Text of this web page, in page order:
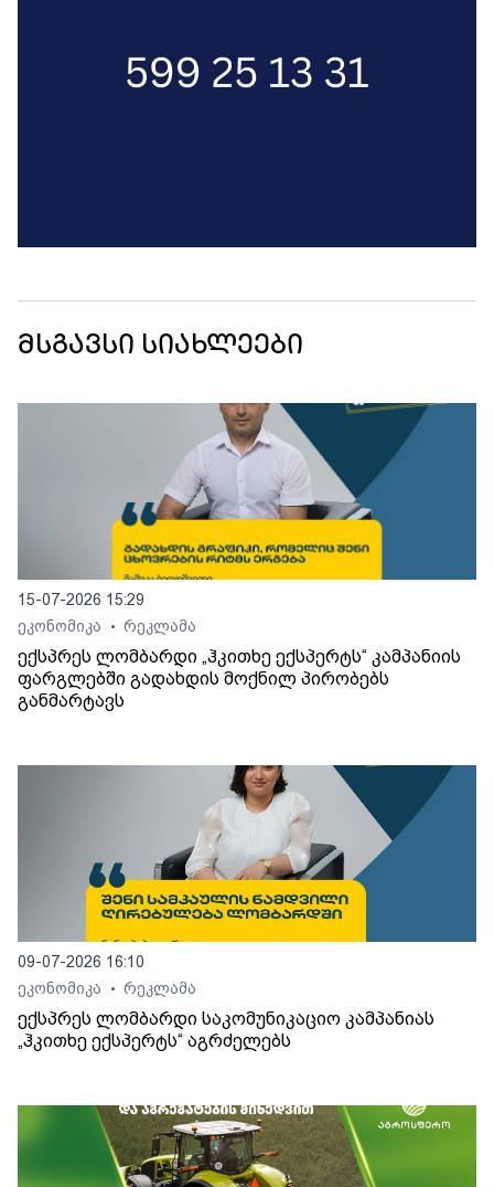
მსგავსი სიახლეები
15-07-2026 15:29
ეკონომიკა
• რეკლამა
ექსპრეს ლომბარდი „ჰკითხე ექსპერტს“ კამპანიის
ფარგლებში გადახდის მოქნილ პირობებს
განმარტავს
09-07-2026 16:10
ეკონომიკა
• რეკლამა
ექსპრეს ლომბარდი საკომუნიკაციო კამპანიას
„ჰკითხე ექსპერტს“ აგრძელებს